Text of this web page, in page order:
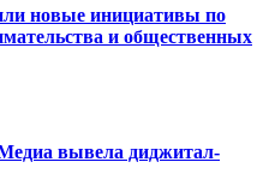
новые инициативы по
и общественных
вывела диджитал-